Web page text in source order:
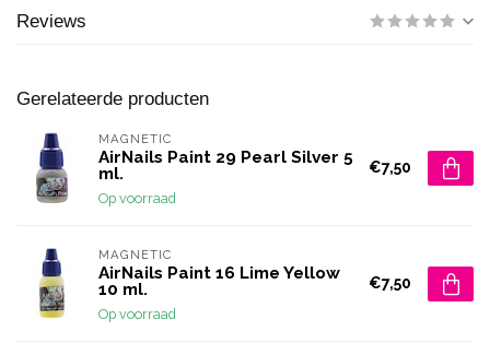
Reviews
Gerelateerde producten
MAGNETIC
AirNails Paint 29 Pearl Silver 5
ml.
Op voorraad
€7,50
MAGNETIC
AirNails Paint 16 Lime Yellow
10 ml.
Op voorraad
€7,50